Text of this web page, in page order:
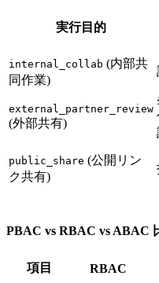
実行目的
internal_collab (内部共
同作業)
external_partner_review
(外部共有)
public_share (公開リン
ク共有)
PBAC vs RBAC vs ABAC
項目 RBAC